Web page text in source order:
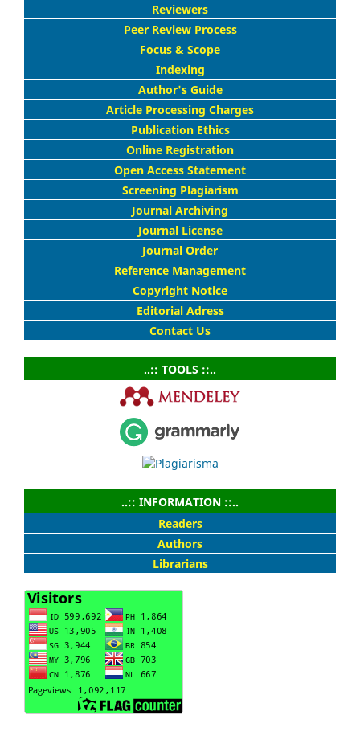
Reviewers
Peer Review Process
Focus & Scope
Indexing
Author's Guide
Article Processing Charges
Publication Ethics
Online Registration
Open Access Statement
Screening Plagiarism
Journal Archiving
Journal License
Journal Order
Reference Management
Copyright Notice
Editorial Adress
Contact Us
..:: TOOLS ::..
..:: INFORMATION ::..
Readers
Authors
Librarians